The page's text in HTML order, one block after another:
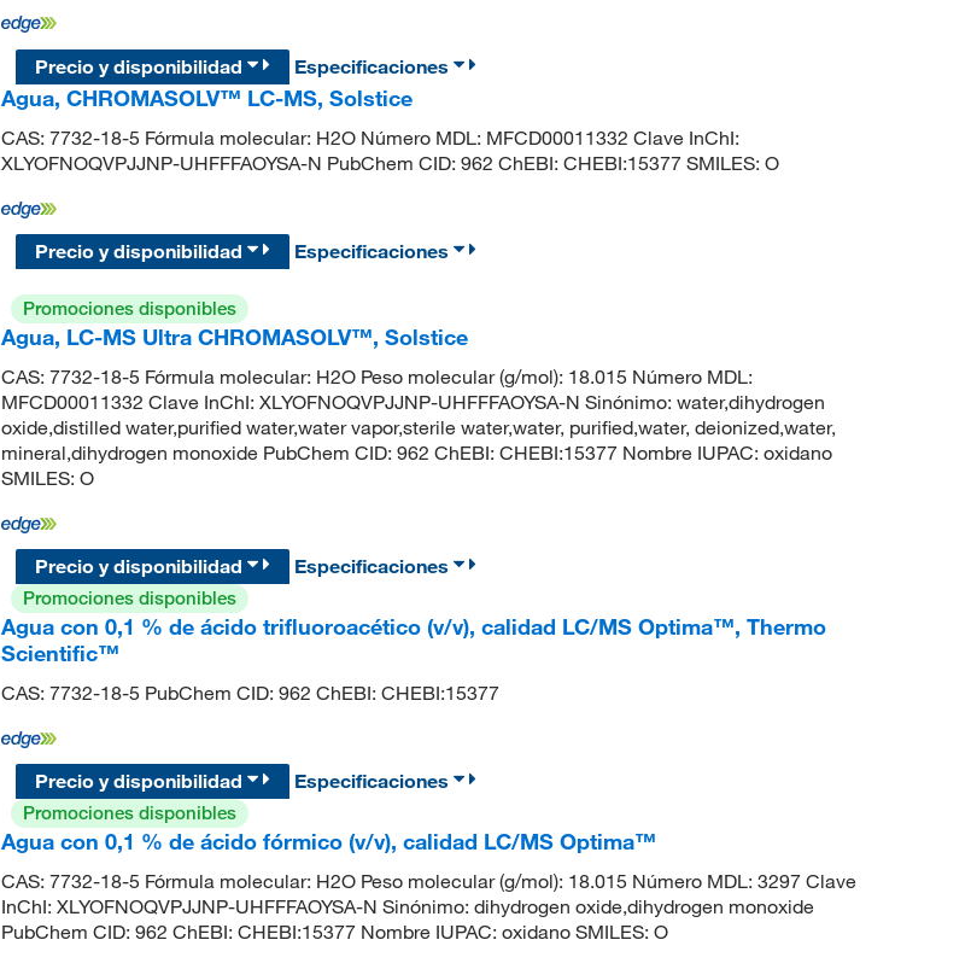
Precio y disponibilidad
Especificaciones
Agua, CHROMASOLV™ LC-MS, Solstice
CAS: 7732-18-5 Fórmula molecular: H2O Número MDL: MFCD00011332 Clave InChI:
XLYOFNOQVPJJNP-UHFFFAOYSA-N PubChem CID: 962 ChEBI: CHEBI:15377 SMILES: O
Precio y disponibilidad Especificaciones
Promociones disponibles
Agua, LC-MS Ultra CHROMASOLV™, Solstice
CAS: 7732-18-5 Fórmula molecular: H2O Peso molecular (g/mol): 18.015 Número MDL:
MFCD00011332 Clave InChI: XLYOFNOQVPJJNP-UHFFFAOYSA-N Sinónimo: water,dihydrogen
oxide,distilled water,purified water,water vapor,sterile water,water, purified,water, deionized,water,
mineral,dihydrogen monoxide PubChem CID: 962 ChEBI: CHEBI:15377 Nombre IUPAC: oxidano
SMILES: O
Precio y disponibilidad
Especificaciones
Promociones disponibles
Agua con 0,1 % de ácido trifluoroacético (v/v), calidad LC/MS Optima™, Thermo
Scientific™
CAS: 7732-18-5 PubChem CID: 962 ChEBI: CHEBI:15377
Precio y disponibilidad
Especificaciones
Promociones disponibles
Agua con 0,1 % de ácido fórmico (v/v), calidad LC/MS Optima™
CAS: 7732-18-5 Fórmula molecular: H2O Peso molecular (g/mol): 18.015 Número MDL: 3297 Clave
InChI: XLYOFNOQVPJJNP-UHFFFAOYSA-N Sinónimo: dihydrogen oxide,dihydrogen monoxide
PubChem CID: 962 ChEBI: CHEBI:15377 Nombre IUPAC: oxidano SMILES: O